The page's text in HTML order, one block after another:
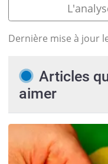
Dernière mise à jour
Articles
aimer